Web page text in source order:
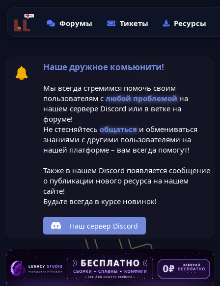
Форумы Тикеты Ресурсы
Наше дружное комьюнити!
Мы всегда стремимся помочь своим
пользователям с любой проблемойна
нашем сервере Discord или в ветке на
форуме!
Не стесняйтесь общатьсяи обмениваться
знаниями с другими пользователями на
нашей платформе – вам всегда помогут!
Также в нашем Discord появляется сообщение
о публикации нового ресурса на нашем
сайте!
Будьте всегда в курсе новинок!
Наш сервер Discord